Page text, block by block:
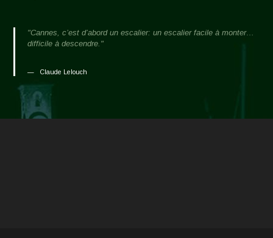
"Cannes, c’est d’abord un escalier: un escalier facile à monter…
difficile à descendre."
Claude Lelouch